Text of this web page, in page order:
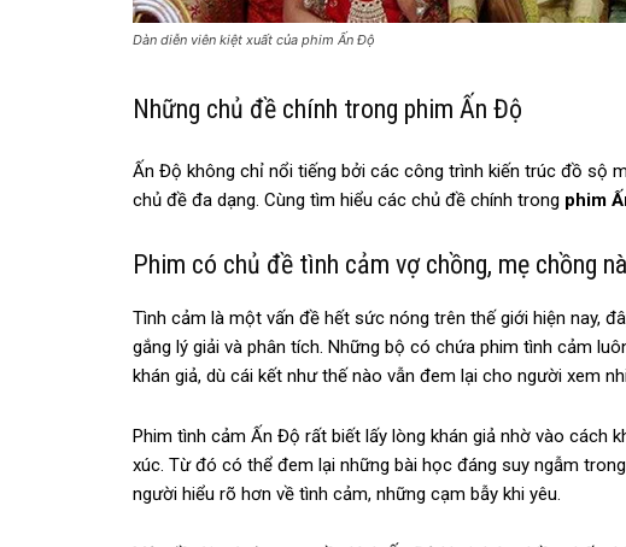
Dàn diễn viên kiệt xuất của phim Ấn Độ
Những chủ đề chính trong phim Ấn Độ
Ấn Độ không chỉ nổi tiếng bởi các công trình kiến trúc đồ sộ
chủ đề đa dạng. Cùng tìm hiểu các chủ đề chính trong phim
Phim có chủ đề tình cảm vợ chồng, mẹ chồng
Tình cảm là một vấn đề hết sức nóng trên thế giới hiện nay,
gắng lý giải và phân tích. Những bộ có chứa phim tình cảm
khán giả, dù cái kết như thế nào vẫn đem lại cho người xem
Phim tình cảm Ấn Độ rất biết lấy lòng khán giả nhờ vào cách
xúc. Từ đó có thể đem lại những bài học đáng suy ngẫm
người hiểu rõ hơn về tình cảm, những cạm bẫy khi yêu.